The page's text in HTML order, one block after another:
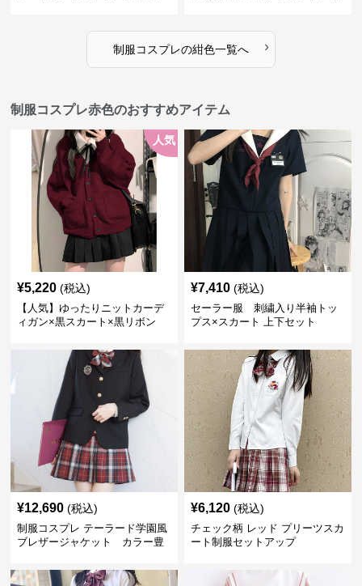
制服コスプレの紺色一覧へ ›
制服コスプレ赤色のおすすめアイテム
人気
¥5,220 (税込)
【人気】ゆったりニットカーデ
ィガン×黒スカート×黒リボン
¥7,410 (税込)
セーラー服 刺繍入り半袖トッ
プス×スカート 上下セット
¥12,690 (税込)
制服コスプレ テーラード学園風
ブレザージャケット カラー豊
¥6,120 (税込)
チェック柄 レッド プリーツスカ
ート制服セットアップ